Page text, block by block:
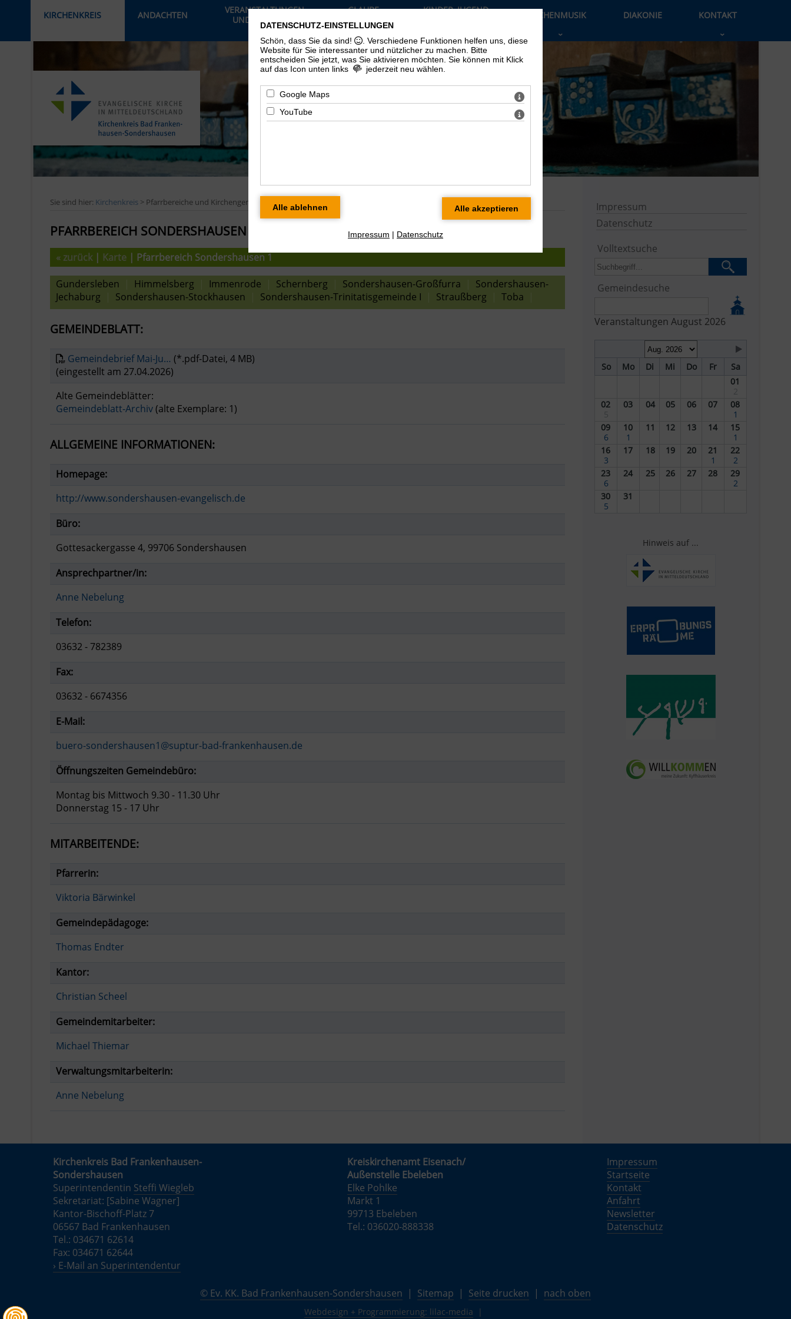
KIRCHENKREIS ANDACHTEN
VERANSTALTUNGEN
UND AKTUELLES
GLAUBE
UND LEBEN
KINDER, JUGEND
KIRCHENMUSIK
›
DIAKONIE KONTAKT
›
Sie sind hier: Kirchenkreis > Pfarrbereiche und Kirchengemeinden
PFARRBEREICH SONDERSHAUSEN 1
« zurück| Karte | Pfarrbereich Sondershausen 1
Gundersleben Himmelsberg Immenrode Schernberg Sondershausen-Großfurra
Sondershausen-
Jechaburg
Sondershausen-Stockhausen Sondershausen-Trinitatisgemeinde I Straußberg Toba
GEMEINDEBLATT:
Gemeindebrief Mai-Ju… (*.pdf-Datei, 4 MB)
(eingestellt am 27.04.2026)
Alte Gemeindeblätter:
Gemeindeblatt-Archiv(alte Exemplare: 1)
ALLGEMEINE INFORMATIONEN:
Homepage:
http://www.sondershausen-evangelisch.de
Büro:
Gottesackergasse 4, 99706 Sondershausen
Ansprechpartner/in:
Anne Nebelung
Telefon:
03632 - 782389
Fax:
03632 - 6674356
E-Mail:
buero-sondershausen1@suptur-bad-frankenhausen.de
Öffnungszeiten Gemeindebüro:
Montag bis Mittwoch 9.30 - 11.30 Uhr
Donnerstag 15 - 17 Uhr
MITARBEITENDE:
Pfarrerin:
Viktoria Bärwinkel
Gemeindepädagoge:
Thomas Endter
Kantor:
Christian Scheel
Gemeindemitarbeiter:
Michael Thiemar
Verwaltungsmitarbeiterin:
Anne Nebelung
Impressum
Datenschutz
Volltextsuche
Gemeindesuche
Veranstaltungen August 2026
So Mo Di Mi Do Fr
Sa
01
2
02
5
03 04 05 06 07
08
1
09
6
10
1
11 12 13 14
15
1
16
3
17 18 19 20
21
1
22
2
23
6
24 25 26 27 28
29
2
30
5
31
Hinweis auf ...
Kirchenkreis Bad Frankenhausen-
Sondershausen
Superintendentin Steffi Wiegleb
Sekretariat: [Sabine Wagner]
Kantor-Bischoff-Platz 7
06567 Bad Frankenhausen
Tel.: 034671 62614
Fax: 034671 62644
› E-Mail an Superintendentur
Kreiskirchenamt Eisenach/
Außenstelle Ebeleben
Elke Pohlke
Markt 1
99713 Ebeleben
Tel.: 036020-888338
Impressum
Startseite
Kontakt
Anfahrt
Newsletter
Datenschutz
© Ev. KK. Bad Frankenhausen-Sondershausen | Sitemap | Seite drucken | nach oben
Webdesign + Programmierung: lilac-media |
DATENSCHUTZ-EINSTELLUNGEN
Schön, dass Sie da sind!
. Verschiedene Funktionen helfen uns, diese
Website für Sie interessanter und nützlicher zu machen.
Bitte
entscheiden Sie jetzt, was Sie aktivieren möchten. Sie können mit Klick
auf das Icon unten links
jederzeit neu wählen.
Google Maps
YouTube
Impressum | Datenschutz